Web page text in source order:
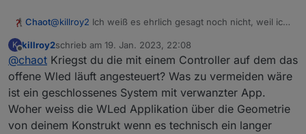
wled.0
2023-01-17 21:02:53.859 warn
2023-01-17 21:02:53.858 warn State attribute
wled.0
2023-01-17 21:02:53.856 warn State attribute
Chaot@killroy2 Ich weiß es ehrlich gesagt noch nicht, weil ich
scheinbar einzeln steuern lassen vermute ich ganz
stark, dass sie das sind.
K
Offline
killroy2schrieb am 19. Jan. 2023, 22:08
zuletzt editiert von
@chaot Kriegst du die mit einem Controller auf dem das
offene Wled läuft angesteuert? Was zu vermeiden wäre
ist ein geschlossenes System mit verwanzter App.
Woher weiss die WLed Applikation über die Geometrie
von deinem Konstrukt wenn es technisch ein langer